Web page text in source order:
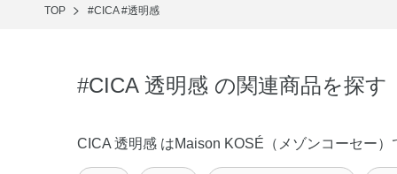
TOP #CICA #透明感
#CICA 透明感 の関連商品を探す
CICA 透明感 はMaison KOSÉ（メゾンコーセー